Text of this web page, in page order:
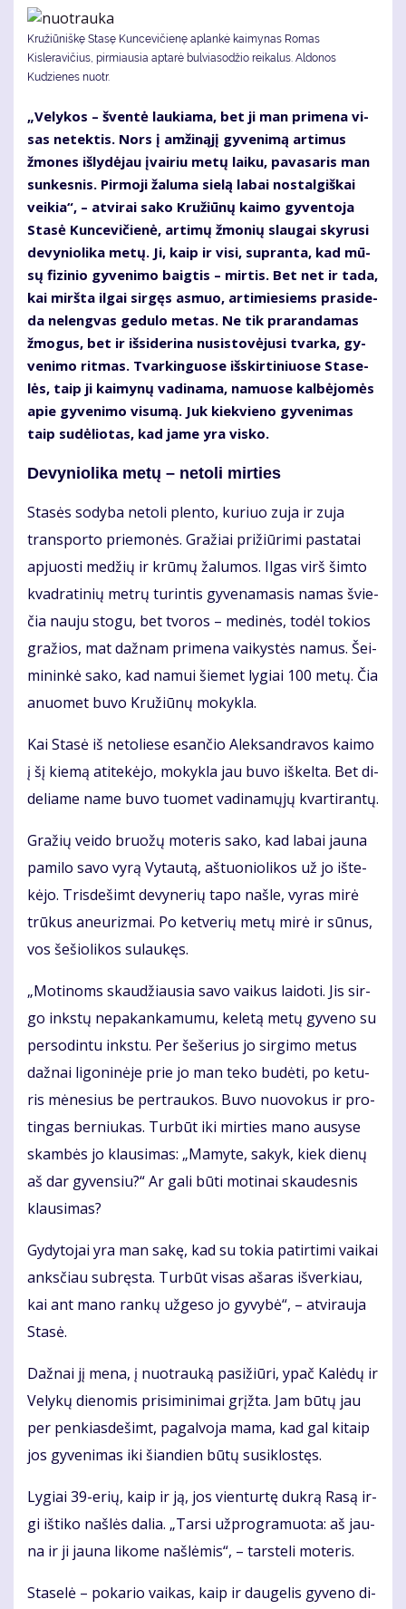
Kružiūniškę Stasę Kuncevičienę aplankė kaimynas Romas
Kisleravičius, pirmiausia aptarė bulviasodžio reikalus. Aldonos
Kudzienes nuotr.
„Ve­ly­kos – šven­tė lau­kia­ma, bet ji man pri­me­na vi­
sas ne­tek­tis. Nors į am­ži­ną­jį gy­ve­ni­mą ar­ti­mus
žmo­nes iš­ly­dė­jau įvai­riu me­tų lai­ku, pa­va­sa­ris man
sun­kes­nis. Pir­mo­ji ža­lu­ma sie­lą la­bai nos­tal­giš­kai
vei­kia“, – at­vi­rai sa­ko Kru­žiū­nų kai­mo gy­ven­to­ja
Sta­sė Kun­ce­vi­čie­nė, ar­ti­mų žmo­nių slau­gai sky­ru­si
de­vy­nio­li­ka me­tų. Ji, kaip ir vi­si, su­pran­ta, kad mū­
sų fi­zi­nio gy­ve­ni­mo baig­tis – mir­tis. Bet net ir ta­da,
kai mirš­ta il­gai sir­gęs as­muo, ar­ti­mie­siems pra­si­de­
da ne­leng­vas ge­du­lo me­tas. Ne tik pra­ran­da­mas
žmo­gus, bet ir iš­si­de­ri­na nu­si­sto­vė­ju­si tvar­ka, gy­
ve­ni­mo rit­mas. Tvar­kin­guo­se iš­skir­ti­niuo­se Sta­se­
lės, taip ji kai­my­nų va­di­na­ma, na­muo­se kal­bė­jo­mės
apie gy­ve­ni­mo vi­su­mą. Juk kiek­vie­no gy­ve­ni­mas
taip su­dė­lio­tas, kad ja­me yra vis­ko.
De­vy­nio­li­ka me­tų – ne­to­li mir­ties
Sta­sės so­dy­ba ne­to­li plen­to, ku­riuo zu­ja ir zu­ja
trans­por­to prie­mo­nės. Gra­žiai pri­žiū­ri­mi pa­sta­tai
ap­juos­ti me­džių ir krū­mų ža­lu­mos. Il­gas virš šim­to
kvad­ra­ti­nių met­rų tu­rin­tis gy­ve­na­ma­sis na­mas švie­
čia nau­ju sto­gu, bet tvo­ros – me­di­nės, to­dėl to­kios
gra­žios, mat daž­nam pri­me­na vai­kys­tės na­mus. Šei­
mi­nin­kė sa­ko, kad na­mui šie­met ly­giai 100 me­tų. Čia
anuo­met bu­vo Kru­žiū­nų mo­kyk­la.
Kai Sta­sė iš ne­to­lie­se esan­čio Alek­san­dra­vos kai­mo
į šį kie­mą ati­te­kė­jo, mo­kyk­la jau bu­vo iš­kel­ta. Bet di­
de­lia­me na­me bu­vo tuo­met va­di­na­mų­jų kvar­ti­ran­tų.
Gra­žių vei­do bruo­žų mo­te­ris sa­ko, kad la­bai jau­na
pa­mi­lo sa­vo vy­rą Vy­tau­tą, aš­tuo­nio­li­kos už jo iš­te­
kė­jo. Tris­de­šimt de­vy­ne­rių ta­po naš­le, vy­ras mi­rė
trū­kus aneu­riz­mai. Po ket­ve­rių me­tų mi­rė ir sū­nus,
vos še­šio­li­kos su­lau­kęs.
„Mo­ti­noms skau­džiau­sia sa­vo vai­kus lai­do­ti. Jis sir­
go inks­tų ne­pa­kan­ka­mu­mu, ke­le­tą me­tų gy­ve­no su
per­so­din­tu inks­tu. Per še­še­rius jo sir­gi­mo me­tus
daž­nai li­go­ni­nė­je prie jo man te­ko bu­dė­ti, po ke­tu­
ris mė­ne­sius be per­trau­kos. Bu­vo nuo­vo­kus ir pro­
tin­gas ber­niu­kas. Tur­būt iki mir­ties ma­no au­sy­se
skam­bės jo klau­si­mas: „Ma­my­te, sa­kyk, kiek die­nų
aš dar gy­ven­siu?“ Ar ga­li bū­ti mo­ti­nai skau­des­nis
klau­si­mas?
Gy­dy­to­jai yra man sa­kę, kad su to­kia pa­tir­ti­mi vai­kai
anks­čiau su­bręs­ta. Tur­būt vi­sas aša­ras iš­ver­kiau,
kai ant ma­no ran­kų už­ge­so jo gy­vy­bė“, – at­vi­rau­ja
Sta­sė.
Daž­nai jį me­na, į nuo­trau­ką pa­si­žiū­ri, ypač Ka­lė­dų ir
Ve­ly­kų die­no­mis pri­si­mi­ni­mai grįž­ta. Jam bū­tų jau
per pen­kias­de­šimt, pa­gal­vo­ja ma­ma, kad gal ki­taip
jos gy­ve­ni­mas iki šian­dien bū­tų su­si­klos­tęs.
Ly­giai 39-erių, kaip ir ją, jos vien­tur­tę duk­rą Ra­są ir­
gi iš­ti­ko naš­lės da­lia. „Tar­si už­prog­ra­muo­ta: aš jau­
na ir ji jau­na li­ko­me naš­lė­mis“, – tars­te­li mo­te­ris.
Sta­se­lė – po­ka­rio vai­kas, kaip ir dau­ge­lis gy­ve­no di­